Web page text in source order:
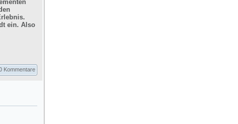
ein. Also
Kommentare